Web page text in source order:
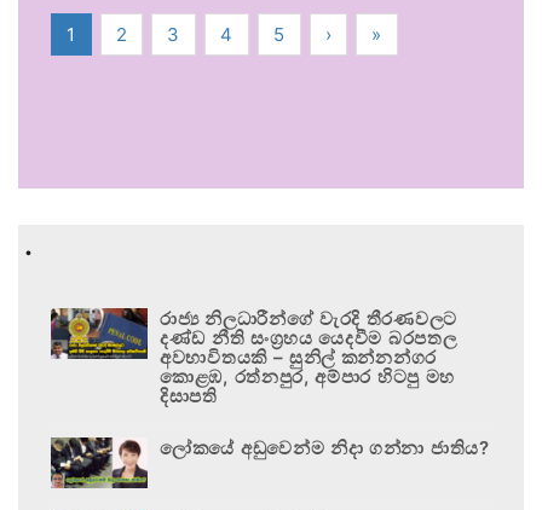
1 2 3 4 5 › »
.
රාජ්‍ය නිලධාරීන්ගේ වැරදි තීරණවලට
දණ්ඩ නීති සංග්‍රහය යෙදවීම බරපතල
අවභාවිතයකි – සුනිල් කන්නන්ගර
කොළඹ, රත්නපුර, අම්පාර හිටපු මහ
දිසාපති
ලෝකයේ අඩුවෙන්ම නිදා ගන්නා ජාතිය?